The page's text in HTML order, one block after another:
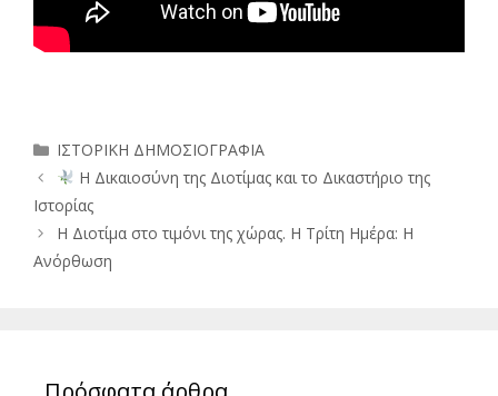
Κατηγορίες
ΙΣΤΟΡΙΚΗ ΔΗΜΟΣΙΟΓΡΑΦΙΑ
Η Δικαιοσύνη της Διοτίμας και το Δικαστήριο της
Ιστορίας
Η Διοτίμα στο τιμόνι της χώρας. Η Τρίτη Ημέρα: Η
Ανόρθωση